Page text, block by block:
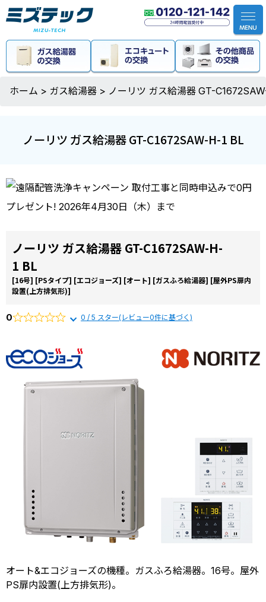
ホーム > ガス給湯器 > ノーリツ ガス給湯器 GT-
ノーリツ ガス給湯器 GT-C1672SAW-H-1 BL
ノーリツ ガス給湯器 GT-C1672SAW-H-
1 BL
[16号] [PSタイプ] [エコジョーズ] [オート] [ガスふろ給湯器] [屋外PS扉内
設置(上方排気形)]
0 0 / 5 スター(レビュー0件に基づく)
オート&エコジョーズの機種。ガスふろ給湯器。16号。屋外
PS扉内設置(上方排気形)。